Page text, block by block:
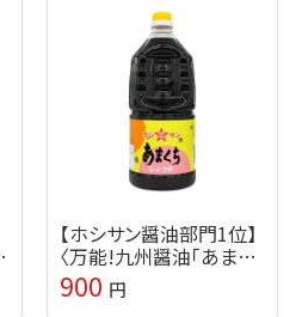
【ホシサン醤油部門1位】
〈万能!九州醤油「あまく
ち」 1.5L〉【九州熊本の老
舗醤油屋ホシサン】
900 円